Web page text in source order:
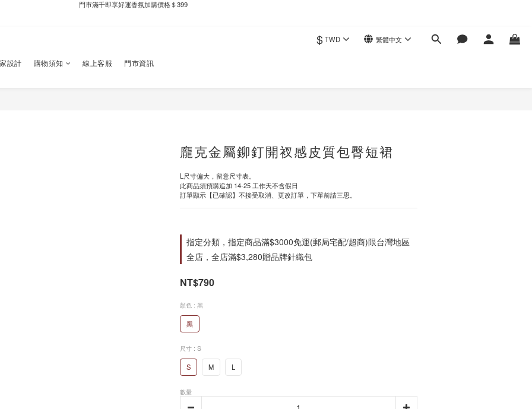
新自製款系列首批限時優惠｜單件95折，任兩件9折
$ TWD 繁體中文
設計 購物須知 線上客服 門市資訊
龐克金屬鉚釘開衩感皮質包臀短裙
L尺寸偏大，留意尺寸表。
此商品須預購追加 14-25 工作天不含假日
訂單顯示【已確認】不接受取消、更改訂單，下單前請三思。
指定分類，指定商品滿$3000免運(郵局宅配/超商)限台灣地區
全店，全店滿$3,280贈品牌針織包
NT$790
顏色 : 黑
黑
尺寸 : S
S M L
數量